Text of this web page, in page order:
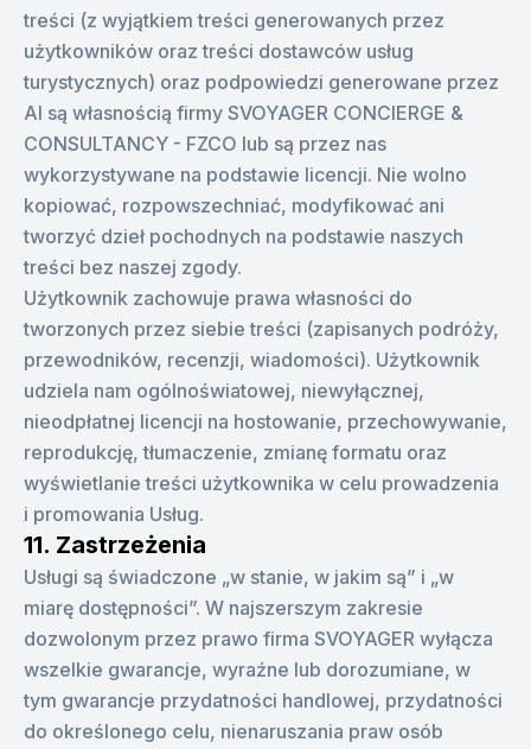
treści (z wyjątkiem treści generowanych przez
użytkowników oraz treści dostawców usług
turystycznych) oraz podpowiedzi generowane przez
AI są własnością firmy SVOYAGER CONCIERGE &
CONSULTANCY - FZCO lub są przez nas
wykorzystywane na podstawie licencji. Nie wolno
kopiować, rozpowszechniać, modyfikować ani
tworzyć dzieł pochodnych na podstawie naszych
treści bez naszej zgody.
Użytkownik zachowuje prawa własności do
tworzonych przez siebie treści (zapisanych podróży,
przewodników, recenzji, wiadomości). Użytkownik
udziela nam ogólnoświatowej, niewyłącznej,
nieodpłatnej licencji na hostowanie, przechowywanie,
reprodukcję, tłumaczenie, zmianę formatu oraz
wyświetlanie treści użytkownika w celu prowadzenia
i promowania Usług.
11. Zastrzeżenia
Usługi są świadczone „w stanie, w jakim są” i „w
miarę dostępności”. W najszerszym zakresie
dozwolonym przez prawo firma SVOYAGER wyłącza
wszelkie gwarancje, wyraźne lub dorozumiane, w
tym gwarancje przydatności handlowej, przydatności
do określonego celu, nienaruszania praw osób